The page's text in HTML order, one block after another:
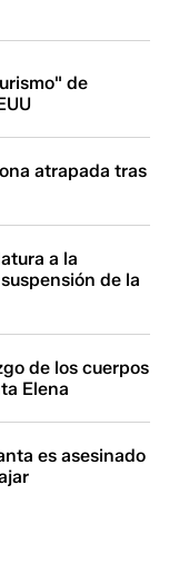
de
atrapada tras
a la
de la
de los cuerpos
Elena
es asesinado